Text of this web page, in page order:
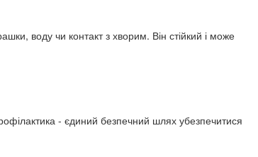
воду чи контакт з хворим. Він стійкий і може
- єдиний безпечний шлях убезпечитися